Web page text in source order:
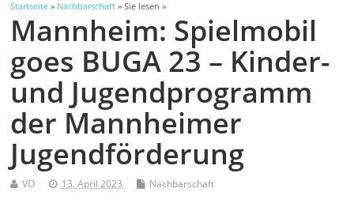
Startseite » Nachbarschaft » Sie lesen »
Mannheim: Spielmobil
goes BUGA 23 – Kinder-
und Jugendprogramm
der Mannheimer
Jugendförderung
VO 13. April 2023 Nachbarschaft